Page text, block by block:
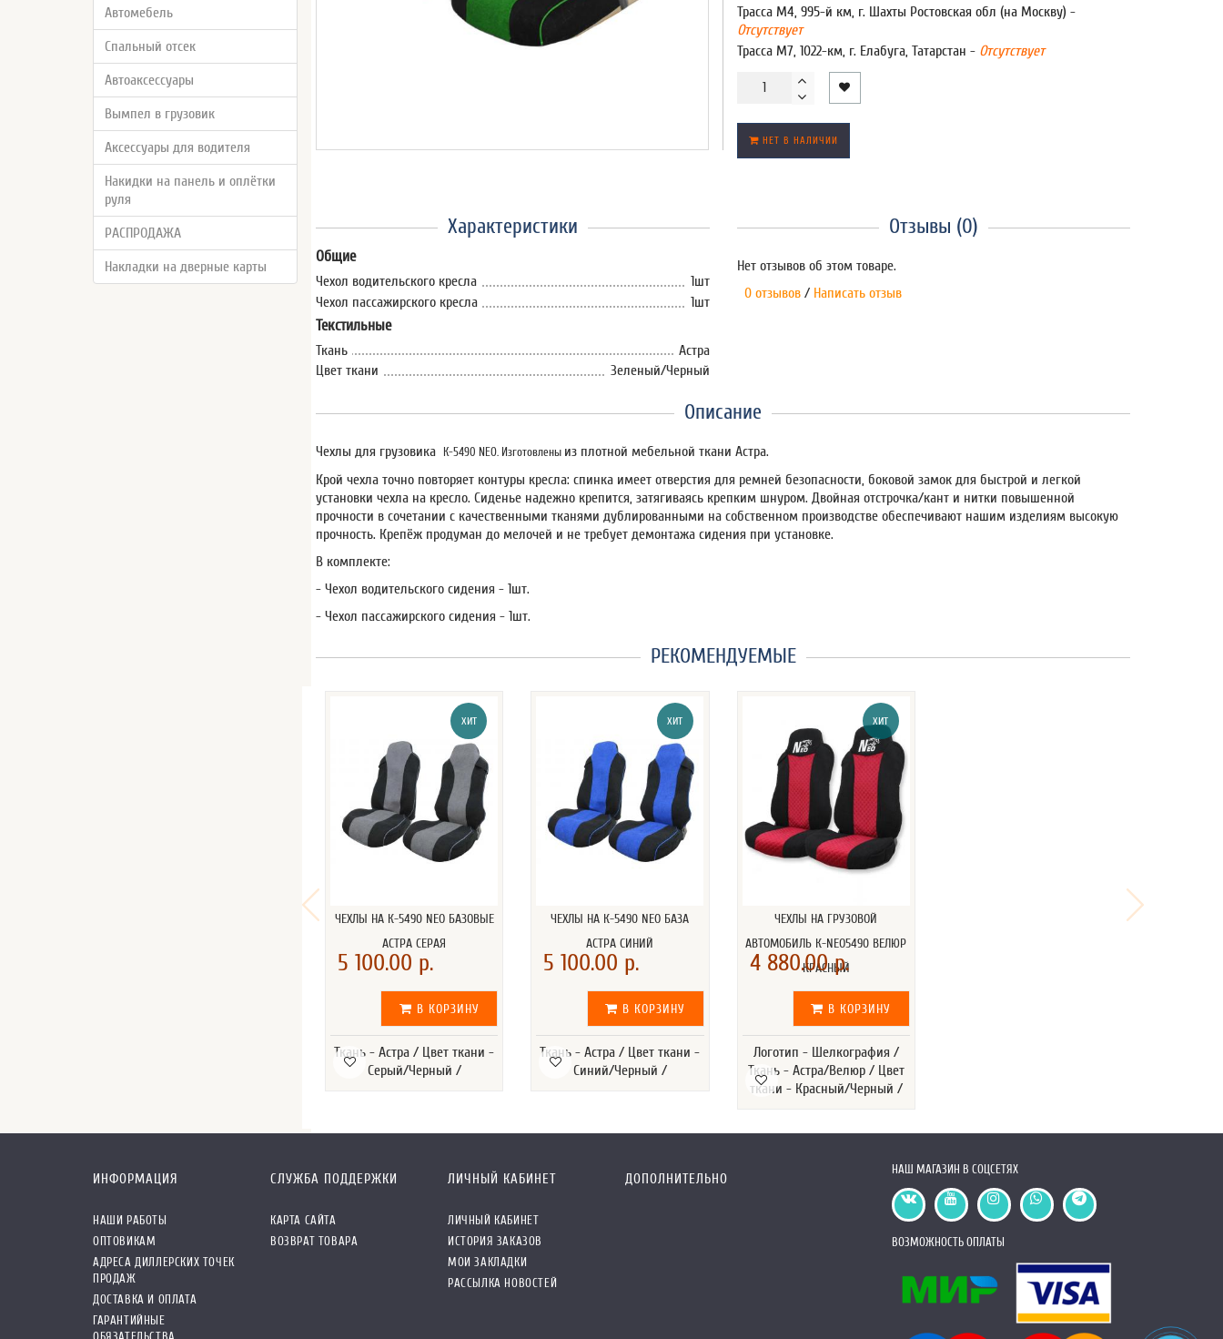
Автомебель
Спальный отсек
Автоаксессуары
Вымпел в грузовик
Аксессуары для водителя
Накидки на панель и оплётки
руля
РАСПРОДАЖА
Накладки на дверные карты
Трасса М4, 995-й км, г. Шахты Ростовская обл (на Москву) -
Отсутствует
Трасса М7, 1022-км, г. Елабуга, Татарстан - Отсутствует
НЕТ В НАЛИЧИИ
Характеристики
Общие
Чехол водительского кресла
1шт
Чехол пассажирского кресла
1шт
Текстильные
Ткань
Астра
Цвет ткани
Зеленый/Черный
Отзывы (0)
Нет отзывов об этом товаре.
0 отзывов / Написать отзыв
Описание
Чехлы для грузовика К-5490 NEO. Изготовлены из плотной мебельной ткани Астра.
Крой чехла точно повторяет контуры кресла: спинка имеет отверстия для ремней безопасности, боковой замок для быстрой и легкой
установки чехла на кресло. Сиденье надежно крепится, затягиваясь крепким шнуром. Двойная отстрочка/кант и нитки повышенной
прочности в сочетании с качественными тканями дублированными на собственном производстве обеспечивают нашим изделиям высокую
прочность. Крепёж продуман до мелочей и не требует демонтажа сидения при установке.
В комплекте:
- Чехол водительского сидения - 1шт.
- Чехол пассажирского сидения - 1шт.
РЕКОМЕНДУЕМЫЕ
ХИТ
ЧЕХЛЫ НА К-5490 NEO БАЗОВЫЕ
АСТРА СЕРАЯ
5 100.00 р.
В КОРЗИНУ
Ткань - Астра / Цвет ткани -
Серый/Черный /
ХИТ
ЧЕХЛЫ НА К-5490 NEO БАЗА
АСТРА СИНИЙ
5 100.00 р.
В КОРЗИНУ
Ткань - Астра / Цвет ткани -
Синий/Черный /
ХИТ
ЧЕХЛЫ НА ГРУЗОВОЙ
АВТОМОБИЛЬ К-NEO5490 ВЕЛЮР
КРАСНЫЙ
4 880.00 р.
В КОРЗИНУ
Логотип - Шелкография /
Ткань - Астра/Велюр / Цвет
ткани - Красный/Черный /
ИНФОРМАЦИЯ
НАШИ РАБОТЫ
ОПТОВИКАМ
АДРЕСА ДИЛЛЕРСКИХ ТОЧЕК
ПРОДАЖ
ДОСТАВКА И ОПЛАТА
ГАРАНТИЙНЫЕ
СЛУЖБА ПОДДЕРЖКИ
КАРТА САЙТА
ВОЗВРАТ ТОВАРА
ЛИЧНЫЙ КАБИНЕТ
ЛИЧНЫЙ КАБИНЕТ
ИСТОРИЯ ЗАКАЗОВ
МОИ ЗАКЛАДКИ
РАССЫЛКА НОВОСТЕЙ
ДОПОЛНИТЕЛЬНО
НАШ МАГАЗИН В СОЦСЕТЯХ
ВОЗМОЖНОСТЬ ОПЛАТЫ